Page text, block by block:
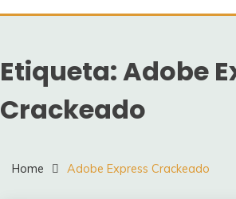
Etiqueta:Adobe
Crackeado
Home Adobe Express Crackeado